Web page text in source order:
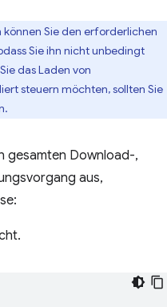
können Sie den erforderlichen
Sie ihn nicht unbedingt
das Laden von
steuern möchten, sollten Sie
gesamten Download-,
aus,